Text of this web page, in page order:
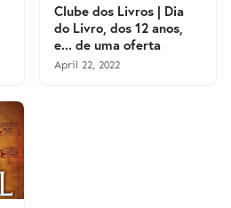
Clube dos Livros | Dia
do Livro, dos 12 anos,
e... de uma oferta
April 22, 2022